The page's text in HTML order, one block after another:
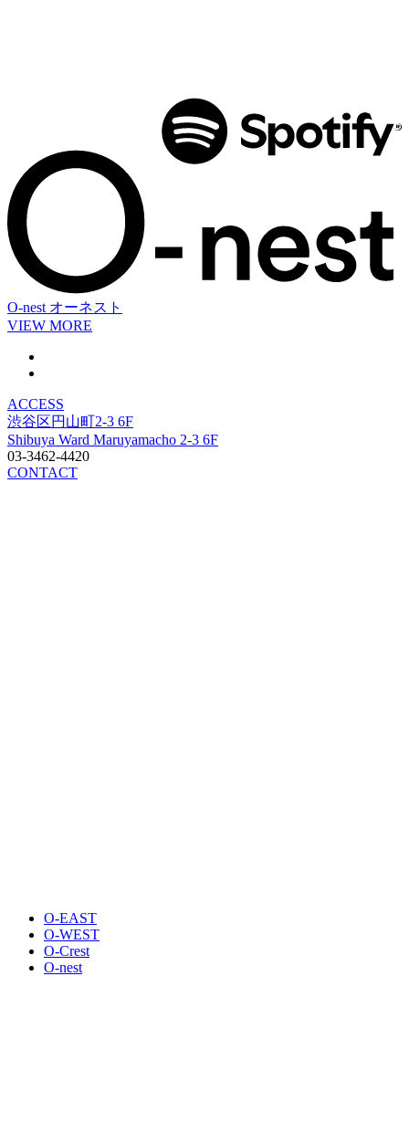
O-nest オーネスト
VIEW MORE
ACCESS
渋谷区円山町2-3 6F
Shibuya Ward Maruyamacho 2-3 6F
03-3462-4420
CONTACT
O-EAST
O-WEST
O-Crest
O-nest